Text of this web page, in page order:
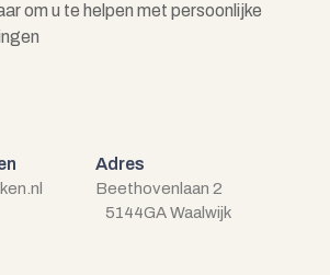
om u te helpen met persoonlijke
Adres
Beethovenlaan 2
5144GA Waalwijk